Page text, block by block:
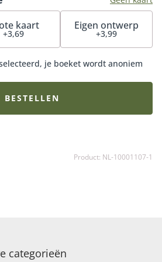
kaart
+3,69
Eigen ontwerp
+3,99
je boeket wordt anoniem
Product: NL-10001107-1
categorieën